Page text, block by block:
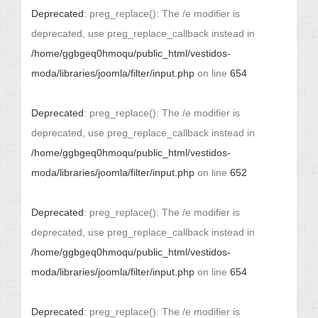
Deprecated: preg_replace(): The /e modifier is
deprecated, use preg_replace_callback instead in
/home/ggbgeq0hmoqu/public_html/vestidos-
moda/libraries/joomla/filter/input.php on line 654
Deprecated: preg_replace(): The /e modifier is
deprecated, use preg_replace_callback instead in
/home/ggbgeq0hmoqu/public_html/vestidos-
moda/libraries/joomla/filter/input.php on line 652
Deprecated: preg_replace(): The /e modifier is
deprecated, use preg_replace_callback instead in
/home/ggbgeq0hmoqu/public_html/vestidos-
moda/libraries/joomla/filter/input.php on line 654
Deprecated: preg_replace(): The /e modifier is